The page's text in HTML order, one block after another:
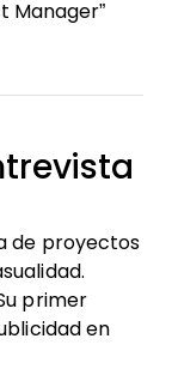
Manager”
de proyectos
primer
en